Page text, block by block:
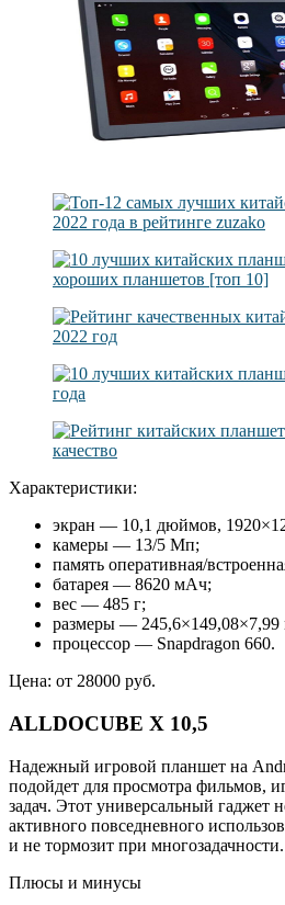
Характеристики:
экран — 10,1 дюймов,
камеры — 13/5 Мп;
память оперативная/
батарея — 8620 мАч;
вес — 485 г;
размеры — 245,6×149,08×7,99
процессор — Snapdragon 660.
Цена: от 28000 руб.
ALLDOCUBE X 10,5
Надежный игровой планшет на
подойдет для просмотра фильмов,
задач. Этот универсальный гаджет
активного повседневного
и не тормозит при многозадачности.
Плюсы и минусы